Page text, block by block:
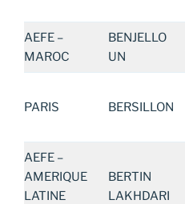
AEFE –
MAROC
BENJELLO
UN
PARIS BERSILLON
AEFE –
AMERIQUE
LATINE
BERTIN
LAKHDARI